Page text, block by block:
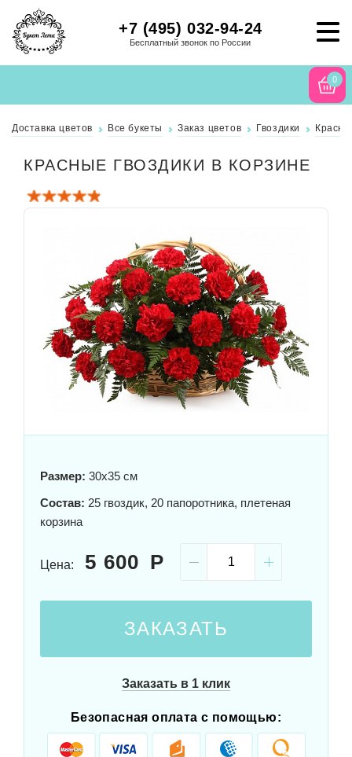
+7 (495) 032-94-24
Бесплатный звонок по России
0
Доставка цветов Все букеты Заказ цветов Гвоздики
КРАСНЫЕ ГВОЗДИКИ В КОРЗИНЕ
Размер: 30x35 см
Состав: 25 гвоздик, 20 папоротника, плетеная
корзина
Цена: 5 600
ЗАКАЗАТЬ
Заказать в 1 клик
Безопасная оплата с помощью: